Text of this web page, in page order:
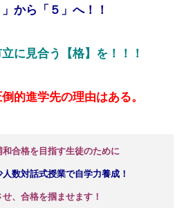
から「５」へ！！
に見合う 【格】を！！！
的進学先の理由はある。
合格を目指す生徒のために
数対話式授業で自学力養成！
、合格を掴ませます！